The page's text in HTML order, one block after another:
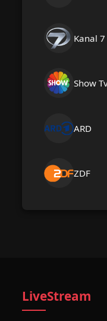
Kanal 7
Show
ARD
ZDF
LiveStream